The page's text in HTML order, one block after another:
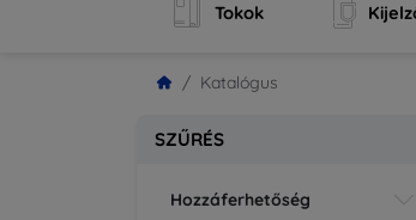
Tokok
Katalógus
SZŰRÉS
Hozzáferhetőség